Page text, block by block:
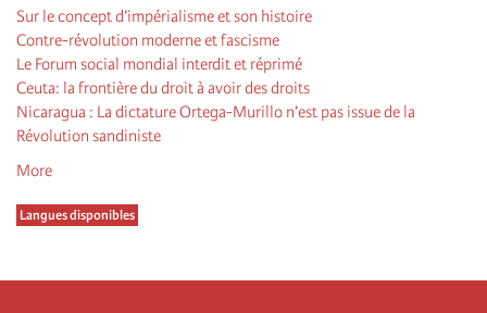
Sur le concept d’impérialisme et son histoire
Contre-révolution moderne et fascisme
Le Forum social mondial interdit et réprimé
Ceuta: la frontière du droit à avoir des droits
Nicaragua : La dictature Ortega-Murillo n’est pas issue de la
Révolution sandiniste
More
Langues disponibles